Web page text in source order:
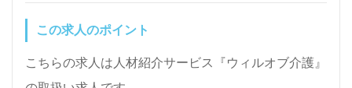
この求人のポイント
こちらの求人は人材紹介サービス『ウィルオブ介護』